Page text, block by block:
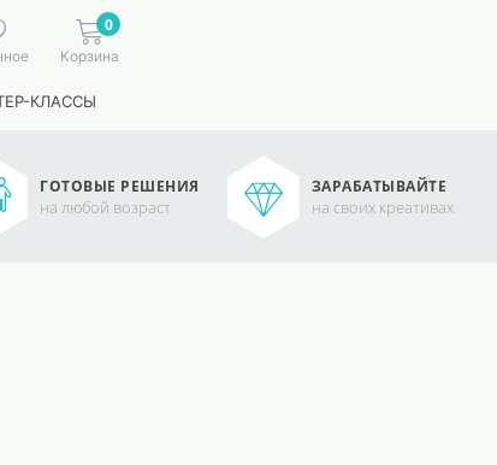
0
Корзина
КЛАССЫ
ГОТОВЫЕ РЕШЕНИЯ
на любой возраст
ЗАРАБАТЫВАЙТЕ
на своих креативах